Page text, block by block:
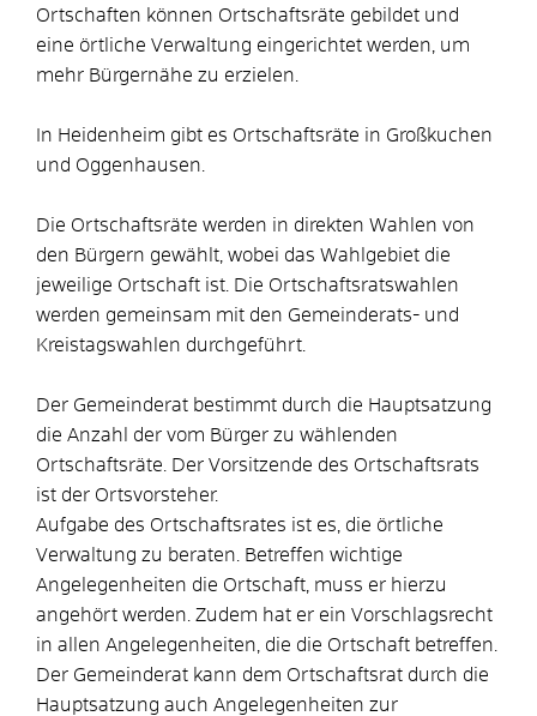
Ortschaften können Ortschaftsräte gebildet und
eine örtliche Verwaltung eingerichtet werden, um
mehr Bürgernähe zu erzielen.
In Heidenheim gibt es Ortschaftsräte in Großkuchen
und Oggenhausen.
Die Ortschaftsräte werden in direkten Wahlen von
den Bürgern gewählt, wobei das Wahlgebiet die
jeweilige Ortschaft ist. Die Ortschaftsratswahlen
werden gemeinsam mit den Gemeinderats- und
Kreistagswahlen durchgeführt.
Der Gemeinderat bestimmt durch die Hauptsatzung
die Anzahl der vom Bürger zu wählenden
Ortschaftsräte. Der Vorsitzende des Ortschaftsrats
ist der Ortsvorsteher.
Aufgabe des Ortschaftsrates ist es, die örtliche
Verwaltung zu beraten. Betreffen wichtige
Angelegenheiten die Ortschaft, muss er hierzu
angehört werden. Zudem hat er ein Vorschlagsrecht
in allen Angelegenheiten, die die Ortschaft betreffen.
Der Gemeinderat kann dem Ortschaftsrat durch die
Hauptsatzung auch Angelegenheiten zur